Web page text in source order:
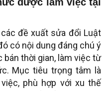
đề xuất sửa đổi Luật
có nội dung đáng chú ý
bán thời gian, làm việc từ
Mục tiêu trọng tâm là
phù hợp với xu thế